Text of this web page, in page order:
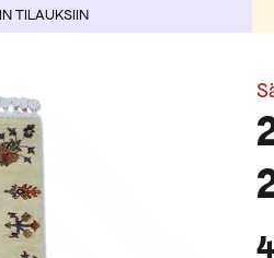
TILAUKSIIN